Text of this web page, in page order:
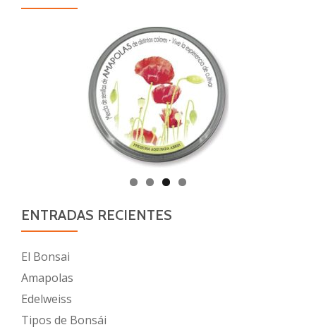
ENTRADAS RECIENTES
El Bonsai
Amapolas
Edelweiss
Tipos de Bonsái